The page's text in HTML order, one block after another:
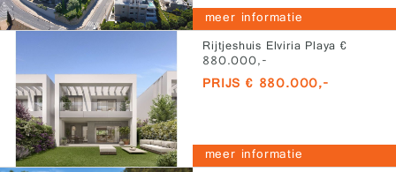
meer informatie
Rijtjeshuis Elviria Playa €
880.000,-
PRIJS € 880.000,-
meer informatie